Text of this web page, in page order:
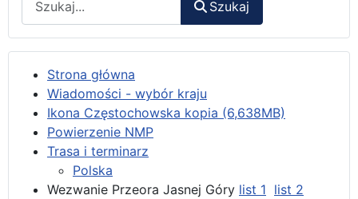
Szukaj
Strona główna
Wiadomości - wybór kraju
Ikona Częstochowska kopia (6,638MB)
Powierzenie NMP
Trasa i terminarz
Polska
Wezwanie Przeora Jasnej Góry list 1 list 2